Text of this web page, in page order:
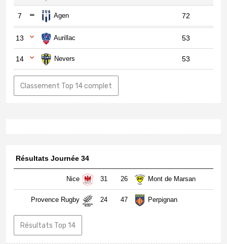
7 Agen 72
13 Aurillac 53
14 Nevers 53
Classement Top 14 complet
Résultats Journée 34
Nice 31 26 Mont de Marsan
Provence Rugby 24 47 Perpignan
Résultats Top 14